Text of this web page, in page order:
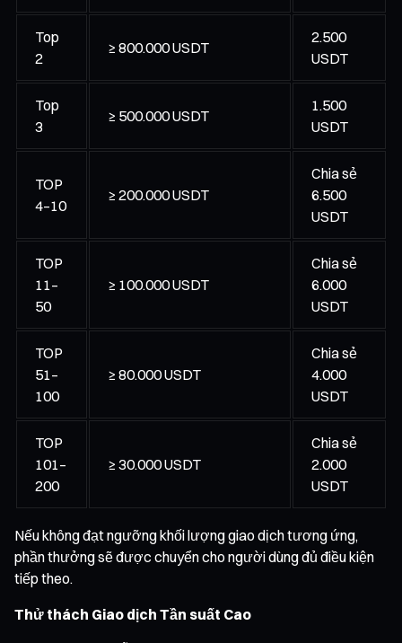
Top
2
≥ 800.000 USDT
2.500
USDT
Top
3
≥ 500.000 USDT
1.500
USDT
TOP
4–10
≥ 200.000 USDT
Chia sẻ
6.500
USDT
TOP
11–
50
≥ 100.000 USDT
Chia sẻ
6.000
USDT
TOP
51–
100
≥ 80.000 USDT
Chia sẻ
4.000
USDT
TOP
101–
200
≥ 30.000 USDT
Chia sẻ
2.000
USDT
Nếu không đạt ngưỡng khối lượng giao dịch tương ứng,
phần thưởng sẽ được chuyển cho người dùng đủ điều kiện
tiếp theo.
Thử thách Giao dịch Tần suất Cao